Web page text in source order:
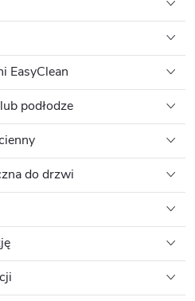
EasyClean
podłodze
do drzwi